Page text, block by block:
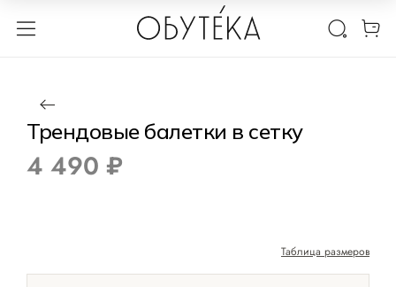
1 / 5
Трендовые балетки в сетку
4 490 ₽
Таблица размеров